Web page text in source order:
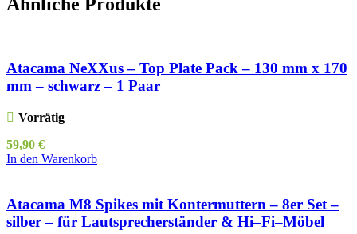
Atacama NeXXus – Top Plate Pack – 130 mm x 170
mm – schwarz – 1 Paar
Vorrätig
59,90 €
In den Warenkorb
Atacama M8 Spikes mit Kontermuttern – 8er Set –
silber – für Lautsprecherständer & Hi–Fi–Möbel